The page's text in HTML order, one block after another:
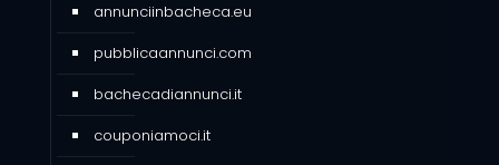
annunciinbacheca.eu
pubblicaannunci.com
bachecadiannunci.it
couponiamoci.it